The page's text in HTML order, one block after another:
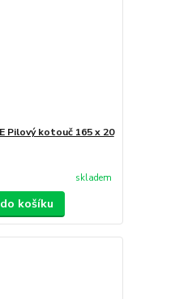
Pilový kotouč 165 x 20
skladem
košíku